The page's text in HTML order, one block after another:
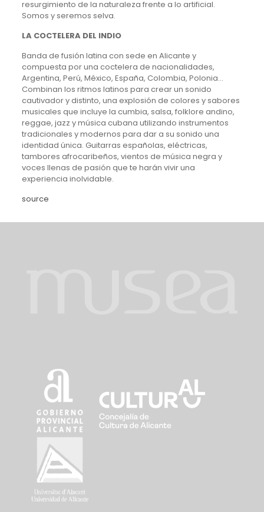
resurgimiento de la naturaleza frente a lo artificial.
Somos y seremos selva.
LA COCTELERA DEL INDIO
Banda de fusión latina con sede en Alicante y
compuesta por una coctelera de nacionalidades,
Argentina, Perú, México, España, Colombia, Polonia…
Combinan los ritmos latinos para crear un sonido
cautivador y distinto, una explosión de colores y sabores
musicales que incluye la cumbia, salsa, folklore andino,
reggae, jazz y música cubana utilizando instrumentos
tradicionales y modernos para dar a su sonido una
identidad única. Guitarras españolas, eléctricas,
tambores afrocaribeños, vientos de música negra y
voces llenas de pasión que te harán vivir una
experiencia inolvidable.
source